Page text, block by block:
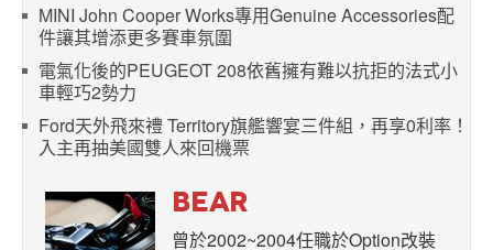
MINI John Cooper Works專用Genuine Accessories配
件讓其增添更多賽車氛圍
電氣化後的PEUGEOT 208依舊擁有難以抗拒的法式小
車輕巧2勢力
Ford天外飛來禮 Territory旗艦響宴三件組，再享0利率！
入主再抽美國雙人來回機票
BEAR
曾於2002~2004任職於Option改裝